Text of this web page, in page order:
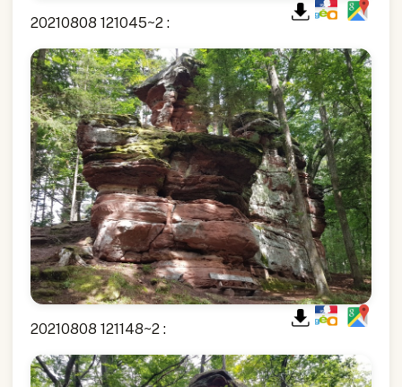
20210808 121045~2 :
20210808 121148~2 :